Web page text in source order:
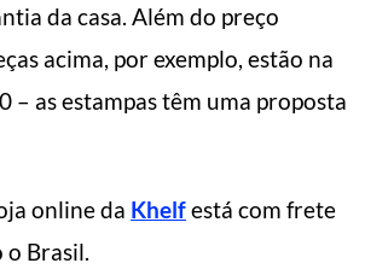
da casa. Além do preço
acima, por exemplo, estão na
– as estampas têm uma proposta
online da Khelfestá com frete
o Brasil.